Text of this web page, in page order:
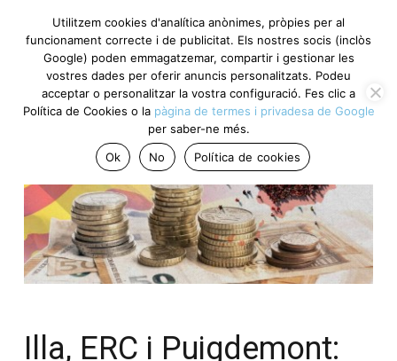
Illa, ERC i Puigdemont:
Utilitzem cookies d'analítica anònimes, pròpies per al
funcionament correcte i de publicitat. Els nostres socis (inclòs
Google) poden emmagatzemar, compartir i gestionar les
vostres dades per oferir anuncis personalitzats. Podeu
acceptar o personalitzar la vostra configuració. Fes clic a
Política de Cookies o la pàgina de termes i privadesa de Google
per saber-ne més.
Ok
No Política de cookies